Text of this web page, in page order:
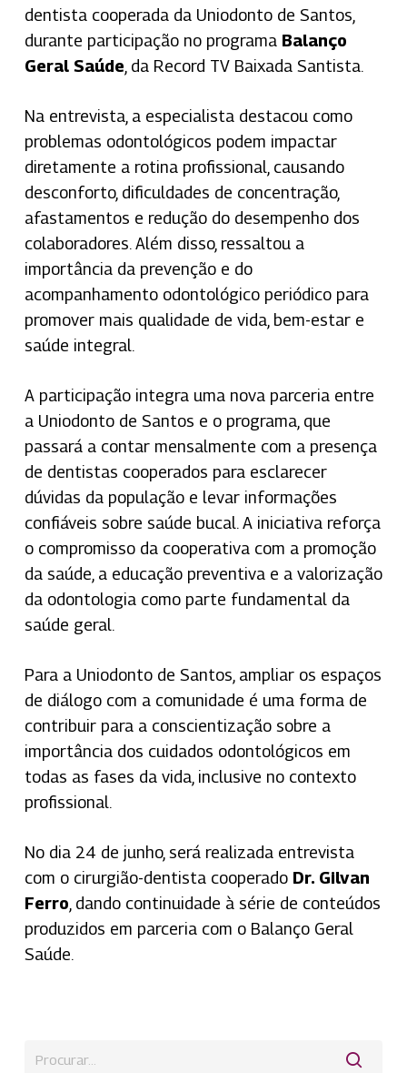
dentista cooperada da Uniodonto de Santos,
durante participação no programa Balanço
Geral Saúde , da Record TV Baixada Santista.
Na entrevista, a especialista destacou como
problemas odontológicos podem impactar
diretamente a rotina profissional, causando
desconforto, dificuldades de concentração,
afastamentos e redução do desempenho dos
colaboradores. Além disso, ressaltou a
importância da prevenção e do
acompanhamento odontológico periódico para
promover mais qualidade de vida, bem-estar e
saúde integral.
A participação integra uma nova parceria entre
a Uniodonto de Santos e o programa, que
passará a contar mensalmente com a presença
de dentistas cooperados para esclarecer
dúvidas da população e levar informações
confiáveis sobre saúde bucal. A iniciativa reforça
o compromisso da cooperativa com a promoção
da saúde, a educação preventiva e a valorização
da odontologia como parte fundamental da
saúde geral.
Para a Uniodonto de Santos, ampliar os espaços
de diálogo com a comunidade é uma forma de
contribuir para a conscientização sobre a
importância dos cuidados odontológicos em
todas as fases da vida, inclusive no contexto
profissional.
No dia 24 de junho, será realizada entrevista
com o cirurgião-dentista cooperado Dr. Gilvan
Ferro , dando continuidade à série de conteúdos
produzidos em parceria com o Balanço Geral
Saúde.